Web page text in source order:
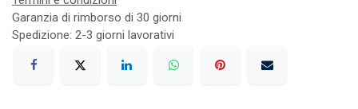
Garanzia di rimborso di 30 giorni
Spedizione: 2-3 giorni lavorativi